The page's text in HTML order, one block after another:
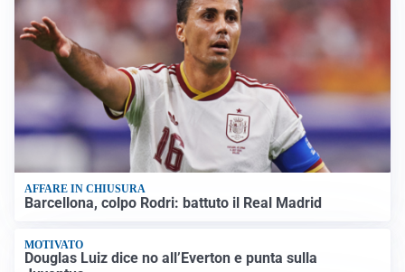
AFFARE IN CHIUSURA
Barcellona, colpo Rodri: battuto il Real Madrid
MOTIVATO
Douglas Luiz dice no all’Everton e punta sulla